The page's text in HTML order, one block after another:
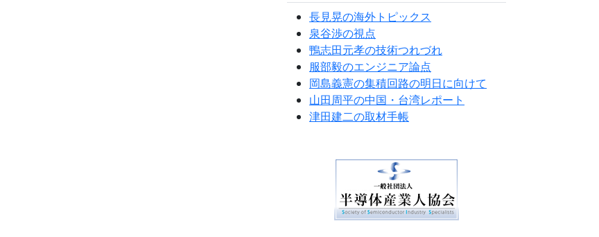
長見晃の海外トピックス
泉谷渉の視点
鴨志田元孝の技術つれづれ
服部毅のエンジニア論点
岡島義憲の集積回路の明日に向けて
山田周平の中国・台湾レポート
津田建二の取材手帳